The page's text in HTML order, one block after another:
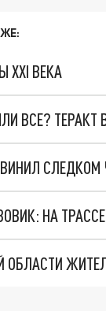
XXI ВЕКА
ВСЕ? ТЕРАКТ
СЛЕДКОМ
НА